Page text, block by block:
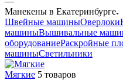
Манекены в Екатеринбурге
Швейные машиныОверлоки
машиныВышивальные
оборудованиеРаскройные
машиныСветильники
Мягкие 5 товаров